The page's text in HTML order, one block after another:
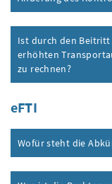
Ist durch den Beitritt
erhöhten
zu rechnen?
eFTI
Wofür steht die